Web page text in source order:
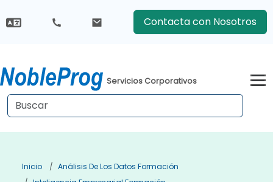
Contacta con Nosotros
Servicios Corporativos
Inicio
Análisis De Los Datos Formación